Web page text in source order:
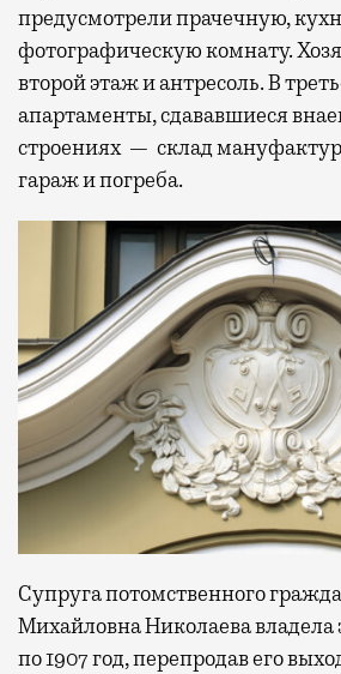
предусмотрели прачечную,
фотографическую комнату.
второй этаж и антресоль. В
апартаменты, сдававшиеся
строениях — склад
гараж и погреба.
Супруга потомственного
Михайловна Николаева владела
по 1907 год, перепродав его